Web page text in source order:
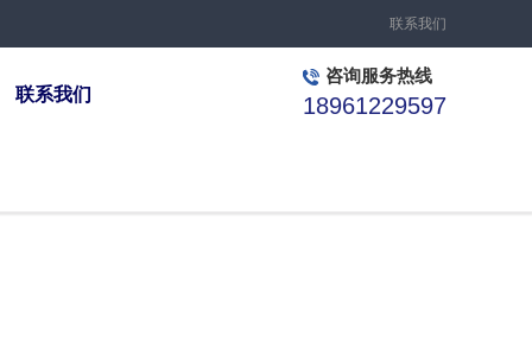
联系我们
联系我们
咨询服务热线
18961229597